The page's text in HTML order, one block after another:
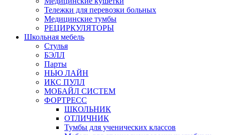
Тележки для перевозки больных
Медицинские тумбы
РЕЦИРКУЛЯТОРЫ
Школьная мебель
Стулья
БЭЛЛ
Парты
НЬЮ ЛАЙН
ИКС ПУЛЛ
МОБАЙЛ СИСТЕМ
ФОРТРЕСС
ШКОЛЬНИК
ОТЛИЧНИК
Тумбы для ученических классов